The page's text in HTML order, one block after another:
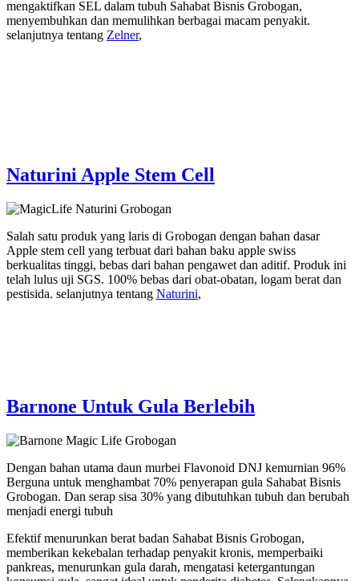
mengaktifkan SEL dalam tubuh Sahabat Bisnis Grobogan,
menyembuhkan dan memulihkan berbagai macam penyakit.
selanjutnya tentang Zelner,
Naturini Apple Stem Cell
Salah satu produk yang laris di Grobogan dengan bahan dasar
Apple stem cell yang terbuat dari bahan baku apple swiss
berkualitas tinggi, bebas dari bahan pengawet dan aditif. Produk ini
telah lulus uji SGS. 100% bebas dari obat-obatan, logam berat dan
pestisida. selanjutnya tentang Naturini,
Barnone Untuk Gula Berlebih
Dengan bahan utama daun murbei Flavonoid DNJ kemurnian 96%
Berguna untuk menghambat 70% penyerapan gula Sahabat Bisnis
Grobogan. Dan serap sisa 30% yang dibutuhkan tubuh dan berubah
menjadi energi tubuh
Efektif menurunkan berat badan Sahabat Bisnis Grobogan,
memberikan kekebalan terhadap penyakit kronis, memperbaiki
pankreas, menurunkan gula darah, mengatasi ketergantungan